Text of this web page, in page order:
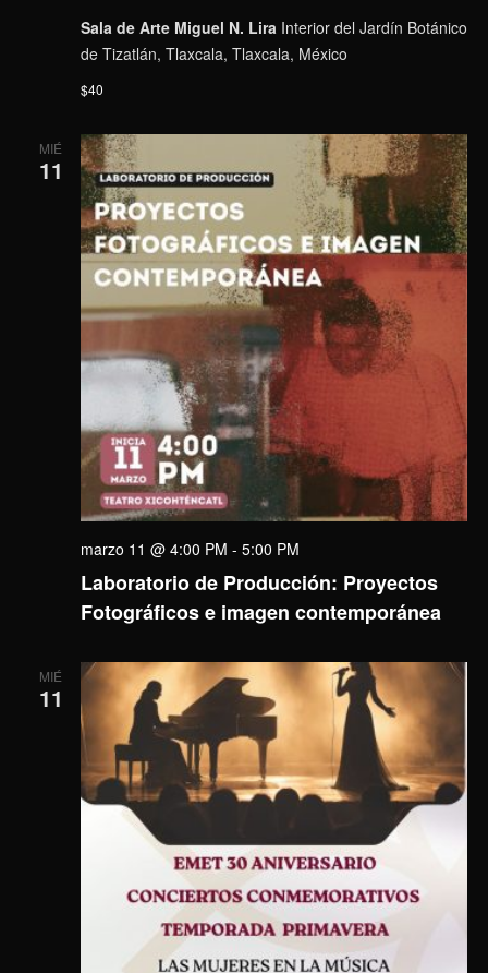
Sala de Arte Miguel N. Lira Interior del Jardín Botánico
de Tizatlán, Tlaxcala, Tlaxcala, México
$40
MIÉ
11
Laboratorio de Producción: Proyectos
Fotográficos e imagen contemporánea
marzo 11 @ 4:00 PM - 5:00 PM
MIÉ
11